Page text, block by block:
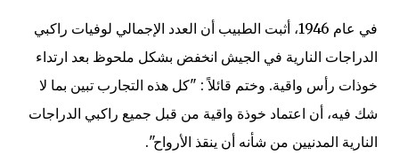
في عام 1946، أثبت الطبيب أن العدد الإجمالي لوفيات راكبي
الدراجات النارية في الجيش انخفض بشكل ملحوظ بعد ارتداء
خوذات رأس واقية. وختم قائلاً : "كل هذه التجارب تبين بما لا
شك فيه، أن اعتماد خوذة واقية من قبل جميع راكبي الدراجات
النارية المدنيين من شأنه أن ينقذ الأرواح".